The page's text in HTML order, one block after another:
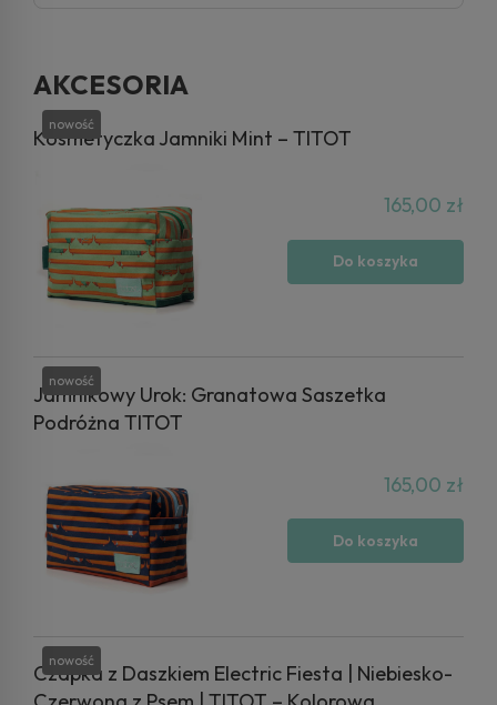
AKCESORIA
Kosmetyczka Jamniki Mint – TITOT
165,00 zł
Do koszyka
nowość
Jamnikowy Urok: Granatowa Saszetka
Podróżna TITOT
165,00 zł
Do koszyka
nowość
Czapka z Daszkiem Electric Fiesta | Niebiesko-
nowość